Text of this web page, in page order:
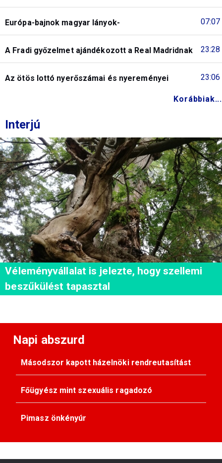
07:07
Európa-bajnok magyar lányok-
23:28
A Fradi győzelmet ajándékozott a Real Madridnak
23:06
Az ötös lottó nyerőszámai és nyereményei
Korábbiak...
Interjú
Véleményvállalat is jelezte, hogy szellemi
beszűkülést tapasztal
Napi abszurd
Másodszor kapott házelnöki rendreutasítást
Főügyész mint szexuális ragadozó
Pimasz önkényúr